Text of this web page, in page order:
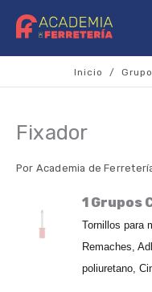
Inicio /
Fixador
Por Academia de
1 Grupos
Tornillos para
Remaches,
poliuretano,